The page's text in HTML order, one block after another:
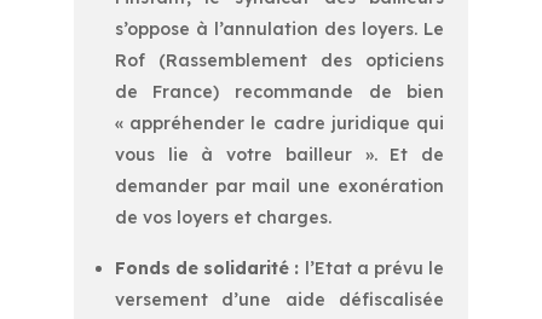
s’oppose à l’annulation des loyers. Le
Rof (Rassemblement des opticiens
de France) recommande de bien
« appréhender le cadre juridique qui
vous lie à votre bailleur ». Et de
demander par mail une exonération
de vos loyers et charges.
Fonds de solidarité : l’Etat a prévu le
versement d’une aide défiscalisée